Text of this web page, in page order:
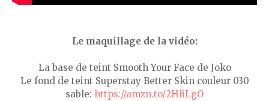
Le maquillage de la vidéo:
La base de teint Smooth Your Face de Joko
Le fond de teint Superstay Better Skin couleur 030
sable: https://amzn.to/2HliLgO